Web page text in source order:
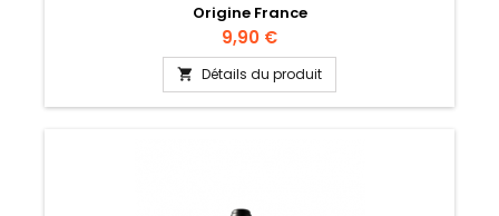
Origine France
Prix
9,90 €
 Détails du produit